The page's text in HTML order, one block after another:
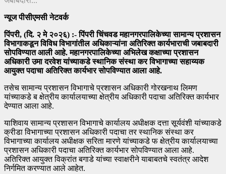
न्यूज पीसीएमसी नेटवर्क
पिंपरी, (दि. २ मे २०२६) :- पिंपरी चिंचवड महानगरपालिकेच्या सामान्य प्रशासन
विभागाकडून विविध विभागांतील अधिकाऱ्यांना अतिरिक्त कार्यभाराची जबाबदारी
सोपविण्यात आली आहे. महानगरपालिकेच्या अभिलेख कक्षाच्या प्रशासन
अधिकारी उमा दरवेश यांच्याकडे स्थानिक संस्था कर विभागाच्या सहाय्यक
आयुक्त पदाचा अतिरिक्त कार्यभार सोपविण्यात आला आहे.
तसेच सामान्य प्रशासन विभागाचे प्रशासन अधिकारी गोरखनाथ लिमण
यांच्याकडे ब क्षेत्रीय कार्यालयाच्या क्षेत्रीय अधिकारी पदाचा अतिरिक्त कार्यभार
देण्यात आला आहे.
याशिवाय सामान्य प्रशासन विभागाचे कार्यालय अधीक्षक दत्ता सूर्यवंशी यांच्याकडे
क्रीडा विभागाच्या प्रशासन अधिकारी पदाचा तर स्थानिक संस्था कर
विभागाच्या कार्यालय अधीक्षक सरिता मारणे यांच्याकडे फ क्षेत्रीय कार्यालयाच्या
प्रशासन अधिकारी पदाचा अतिरिक्त कार्यभार सोपविण्यात आला आहे.
अतिरिक्त आयुक्त विक्रांत बगाडे यांच्या स्वाक्षरीने याबाबतचे स्वतंत्र आदेश
निर्गमित करण्यात आले आहेत.